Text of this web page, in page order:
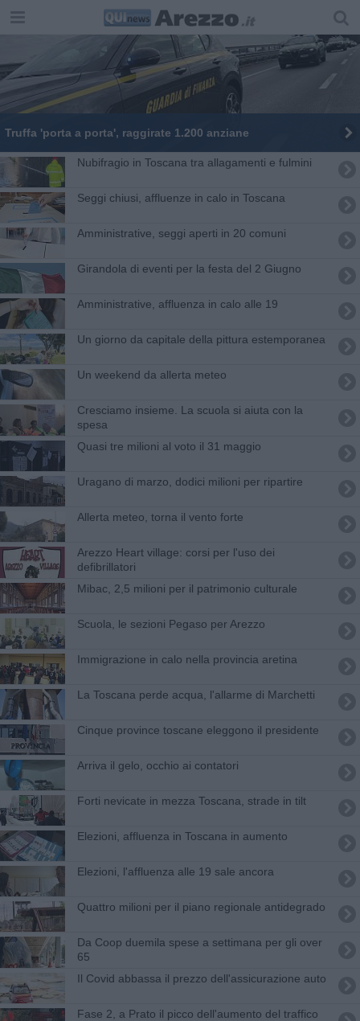
Truffa 'porta a porta', raggirate 1.200 anziane
Nubifragio in Toscana tra allagamenti e fulmini
Seggi chiusi, affluenze in calo in Toscana
Amministrative, seggi aperti in 20 comuni
Girandola di eventi per la festa del 2 Giugno
Amministrative, affluenza in calo alle 19
Un giorno da capitale della pittura estemporanea
Un weekend da allerta meteo
Cresciamo insieme. La scuola si aiuta con la
spesa
Quasi tre milioni al voto il 31 maggio
Uragano di marzo, dodici milioni per ripartire
Allerta meteo, torna il vento forte
Arezzo Heart village: corsi per l'uso dei
defibrillatori
Mibac, 2,5 milioni per il patrimonio culturale
Scuola, le sezioni Pegaso per Arezzo
Immigrazione in calo nella provincia aretina
La Toscana perde acqua, l'allarme di Marchetti
Cinque province toscane eleggono il presidente
Arriva il gelo, occhio ai contatori
Forti nevicate in mezza Toscana, strade in tilt
Elezioni, affluenza in Toscana in aumento
Elezioni, l'affluenza alle 19 sale ancora
Quattro milioni per il piano regionale antidegrado
Da Coop duemila spese a settimana per gli over
65
Il Covid abbassa il prezzo dell'assicurazione auto
Fase 2, a Prato il picco dell'aumento del traffico